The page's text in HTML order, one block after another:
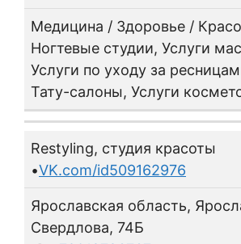
Медицина / Здоровье /
Ногтевые студии, Услуги
Услуги по уходу за
Тату-салоны, Услуги
Restyling, студия красоты
•VK.com/id509162976
Ярославская область,
Свердлова, 74Б